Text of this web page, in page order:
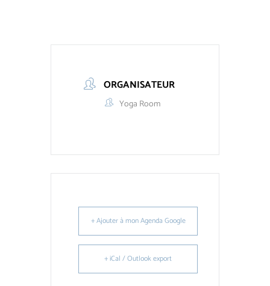
ORGANISATEUR
Yoga Room
+ Ajouter à mon Agenda Google
+ iCal / Outlook export